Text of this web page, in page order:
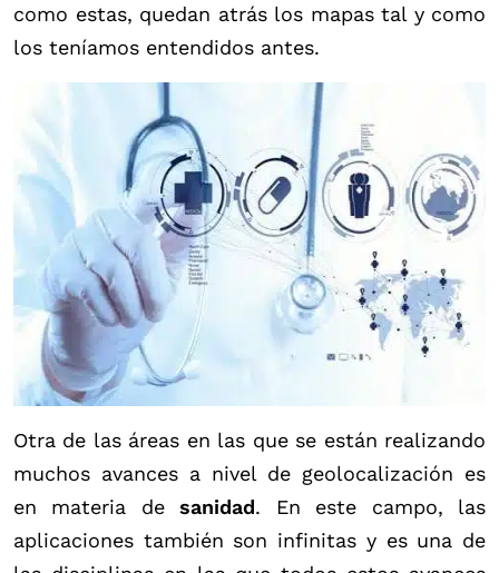
como estas, quedan atrás los mapas tal y como
los teníamos entendidos antes.
Otra de las áreas en las que se están realizando
muchos avances a nivel de geolocalización es
en materia desanidad. En este campo, las
aplicaciones también son infinitas y es una de